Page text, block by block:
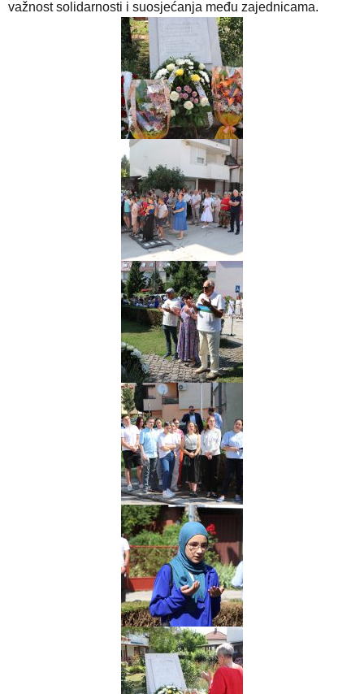
važnost solidarnosti i suosjećanja među zajednicama.